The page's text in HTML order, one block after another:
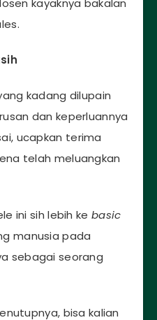
kayaknya bakalan
kadang dilupain
dan keperluannya
ucapkan terima
telah meluangkan
ini sih lebih ke basic
manusia pada
sebagai seorang
bisa kalian